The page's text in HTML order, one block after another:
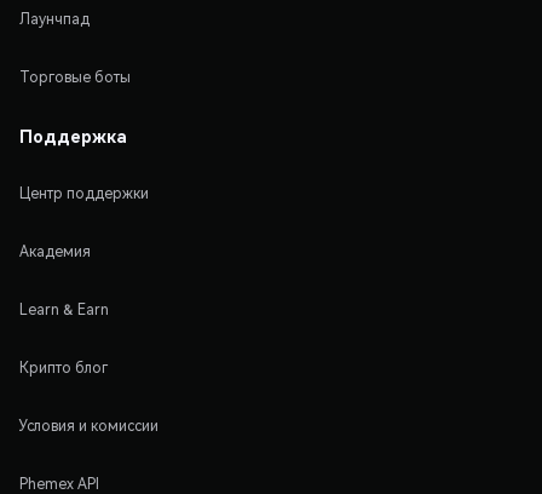
Лаунчпад
Торговые боты
Поддержка
Центр поддержки
Академия
Learn & Earn
Крипто блог
Условия и комиссии
Phemex API